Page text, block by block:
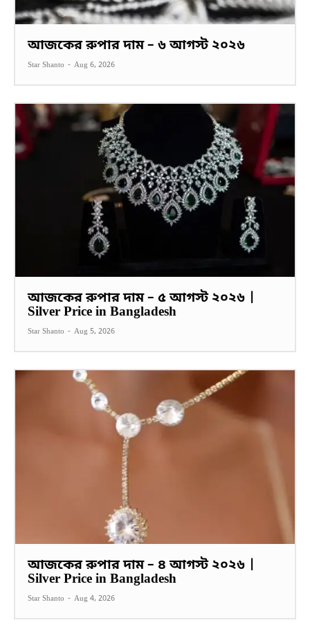
আজকের রুপার দাম – ৬ আগস্ট ২০২৬
Star Shanto - Aug 6, 2026
আজকের রুপার দাম – ৫ আগস্ট ২০২৬ |
Silver Price in Bangladesh
Star Shanto - Aug 5, 2026
আজকের রুপার দাম – ৪ আগস্ট ২০২৬ |
Silver Price in Bangladesh
Star Shanto - Aug 4, 2026